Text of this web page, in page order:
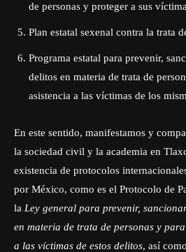
de personas y proteger a sus
Plan estatal sexenal contra la trata
Programa estatal para prevenir,
delitos en materia de trata de
asistencia a las víctimas de los
En este sentido, manifestamos y
la sociedad civil y la academia en
existencia de protocolos
por México, como es el Protocolo de
la Ley general para prevenir,
en materia de trata de personas y
a las víctimas de estos delitos, así